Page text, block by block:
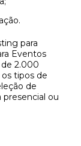
para
Eventos
2.000
tipos de
de
presencial ou